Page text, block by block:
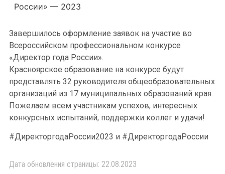
России» — 2023
Завершилось оформление заявок на участие во
Всероссийском профессиональном конкурсе
«Директор года России».
Красноярское образование на конкурсе будут
представлять 32 руководителя общеобразовательных
организаций из 17 муниципальных образований края.
Пожелаем всем участникам успехов, интересных
конкурсных испытаний, поддержки коллег и удачи!
#ДиректоргодаРоссии2023 и #ДиректоргодаРоссии
Дата обновления страницы: 22.08.2023